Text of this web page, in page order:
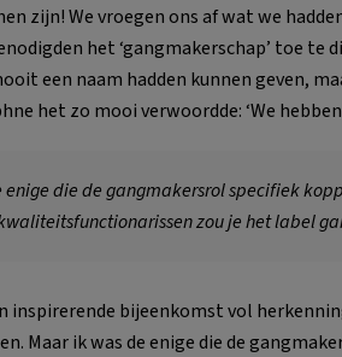
zijn! We vroegen ons af wat we
het ‘gangmakerschap’ toe te
een naam hadden kunnen geven,
het zo mooi verwoordde: ‘We
enige die de gangmakersrol specifiek
zou je het label
inspirerende bijeenkomst vol
Maar ik was de enige die de